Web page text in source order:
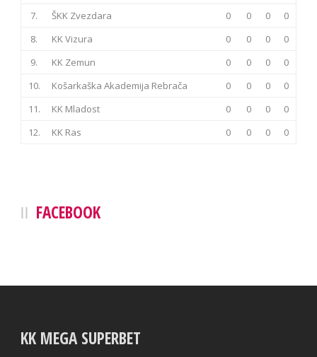
7.
ŠKK Zvezdara 0 0 0
0
8.
KK Vizura 0 0 0
0
9.
KK Zemun 0 0 0
0
10.
Košarkaška Akademija Rebrača 0 0 0
0
11.
KK Mladost 0 0 0
0
12.
KK Ras 0 0 0 0
FACEBOOK
KK MEGA SUPERBET